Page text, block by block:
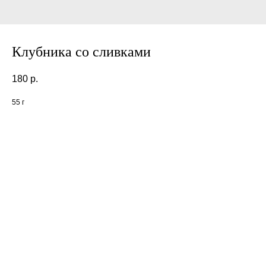
Клубника со сливками
180 р.
55 г